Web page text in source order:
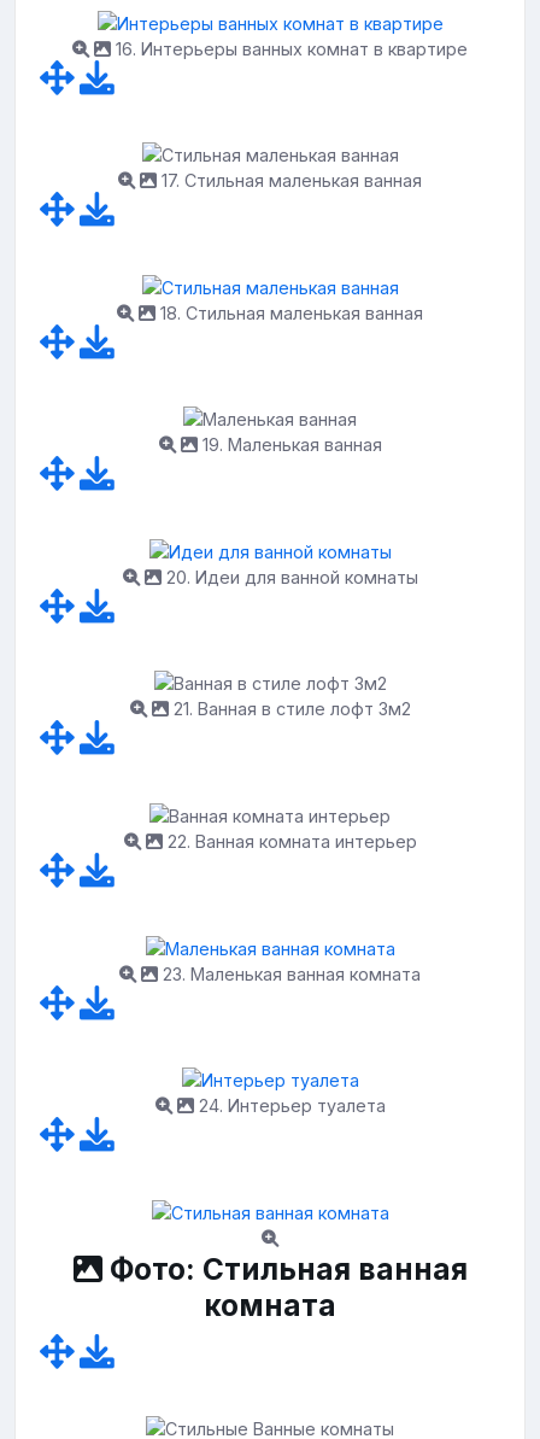
16. Интерьеры ванных комнат в квартире
17. Стильная маленькая ванная
18. Стильная маленькая ванная
19. Маленькая ванная
20. Идеи для ванной комнаты
21. Ванная в стиле лофт 3м2
22. Ванная комната интерьер
23. Маленькая ванная комната
24. Интерьер туалета
Фото: Стильная ванная
комната